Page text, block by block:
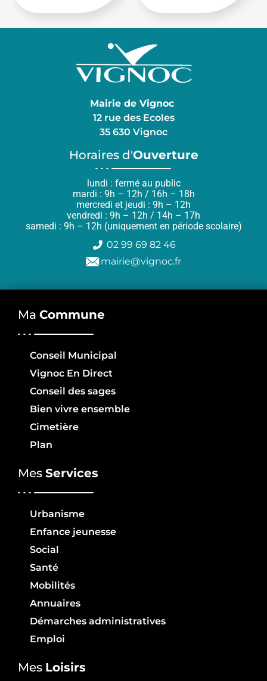
Mairie de Vignoc
12 rue des Ecoles
35 630 Vignoc
Horaires d'Ouverture
lundi : fermé au public
mardi : 9h – 12h / 16h – 18h
mercredi et jeudi : 9h – 12h
vendredi : 9h – 12h / 14h – 17h
samedi : 9h – 12h (uniquement en période scolaire)
02 99 69 82 46
mairie@vignoc.fr
Ma Commune
Conseil Municipal
Vignoc En Direct
Conseil des sages
Bien vivre ensemble
Cimetière
Plan
Mes Services
Urbanisme
Enfance jeunesse
Social
Santé
Mobilités
Annuaires
Démarches administratives
Emploi
Mes Loisirs